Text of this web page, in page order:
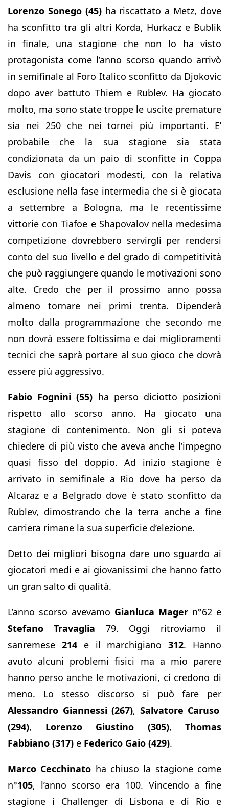
Lorenzo Sonego (45)ha riscattato a Metz, dove
ha sconfitto tra gli altri Korda, Hurkacz e Bublik
in finale, una stagione che non lo ha visto
protagonista come l’anno scorso quando arrivò
in semifinale al Foro Italico sconfitto da Djokovic
dopo aver battuto Thiem e Rublev. Ha giocato
molto, ma sono state troppe le uscite premature
sia nei 250 che nei tornei più importanti. E’
probabile che la sua stagione sia stata
condizionata da un paio di sconfitte in Coppa
Davis con giocatori modesti, con la relativa
esclusione nella fase intermedia che si è giocata
a settembre a Bologna, ma le recentissime
vittorie con Tiafoe e Shapovalov nella medesima
competizione dovrebbero servirgli per rendersi
conto del suo livello e del grado di competitività
che può raggiungere quando le motivazioni sono
alte. Credo che per il prossimo anno possa
almeno tornare nei primi trenta. Dipenderà
molto dalla programmazione che secondo me
non dovrà essere foltissima e dai miglioramenti
tecnici che saprà portare al suo gioco che dovrà
essere più aggressivo.
Fabio Fognini (55) ha perso diciotto posizioni
rispetto allo scorso anno. Ha giocato una
stagione di contenimento. Non gli si poteva
chiedere di più visto che aveva anche l’impegno
quasi fisso del doppio. Ad inizio stagione è
arrivato in semifinale a Rio dove ha perso da
Alcaraz e a Belgrado dove è stato sconfitto da
Rublev, dimostrando che la terra anche a fine
carriera rimane la sua superficie d’elezione.
Detto dei migliori bisogna dare uno sguardo ai
giocatori medi e ai giovanissimi che hanno fatto
un gran salto di qualità.
L’anno scorso avevamo Gianluca Mager n°62 e
Stefano Travaglia 79. Oggi ritroviamo il
sanremese 214e il marchigiano312. Hanno
avuto alcuni problemi fisici ma a mio parere
hanno perso anche le motivazioni, ci credono di
meno. Lo stesso discorso si può fare per
Alessandro Giannessi (267), Salvatore Caruso
(294), Lorenzo Giustino (305), Thomas
Fabbiano (317) e Federico Gaio (429).
Marco Cecchinato ha chiuso la stagione come
n°105, l’anno scorso era 100. Vincendo a fine
stagione i Challenger di Lisbona e di Rio e